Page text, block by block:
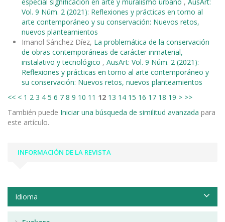
Vol. 9 Núm. 2 (2021): Reflexiones y prácticas en torno al
arte contemporáneo y su conservación: Nuevos retos,
nuevos planteamientos
Imanol Sánchez Díez, La problemática de la conservación
de obras contemporáneas de carácter inmaterial,
instalativo y tecnológico , AusArt: Vol. 9 Núm. 2 (2021):
Reflexiones y prácticas en torno al arte contemporáneo y
su conservación: Nuevos retos, nuevos planteamientos
<< < 1 2 3 4 5 6 7 8 9 10 11 12 13 14 15 16 17 18 19 > >>
También puede Iniciar una búsqueda de similitud avanzada para
este artículo.
INFORMACIÓN DE LA REVISTA
Idioma